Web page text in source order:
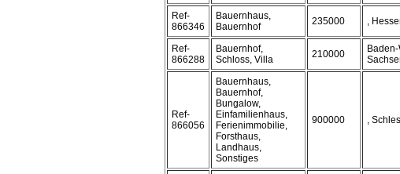
Ref-
866346
Bauernhaus,
Bauernhof
235000 ,
Ref-
866288
Bauernhof,
Schloss, Villa
210000
Ref-
866056
Bauernhaus,
Bauernhof,
Bungalow,
Einfamilienhaus,
Ferienimmobilie,
Forsthaus,
Landhaus,
Sonstiges
900000 ,